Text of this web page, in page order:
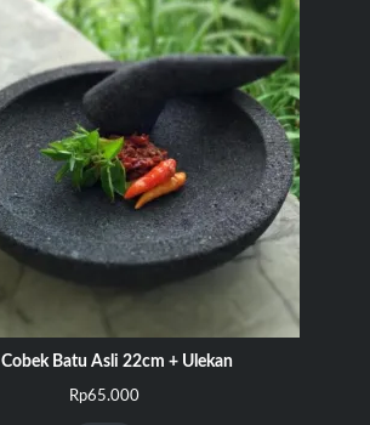
Cobek Batu Asli 22cm + Ulekan
Rp65.000